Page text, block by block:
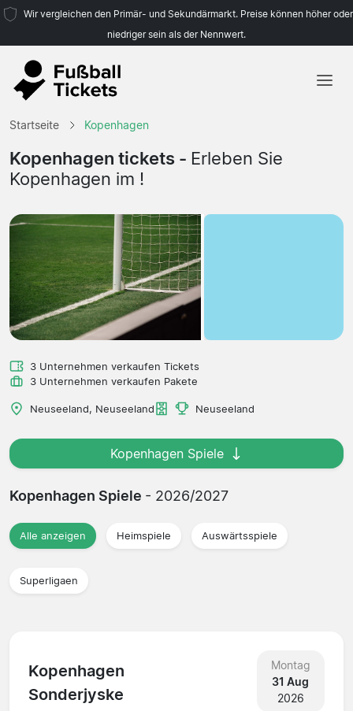
Wir vergleichen den Primär- und Sekundärmarkt. Preise können höher oder
niedriger sein als der Nennwert.
Mannschaften
Startseite Kopenhagen
Kopenhagen tickets - Erleben Sie
Kopenhagen im !
3 Unternehmen verkaufen Tickets
3 Unternehmen verkaufen Pakete
Neuseeland, Neuseeland Neuseeland
Kopenhagen Spiele
Kopenhagen Spiele - 2026/2027
Alle anzeigen Heimspiele Auswärtsspiele
Superligaen
Kopenhagen
Sonderjyske
Montag
31 Aug
2026